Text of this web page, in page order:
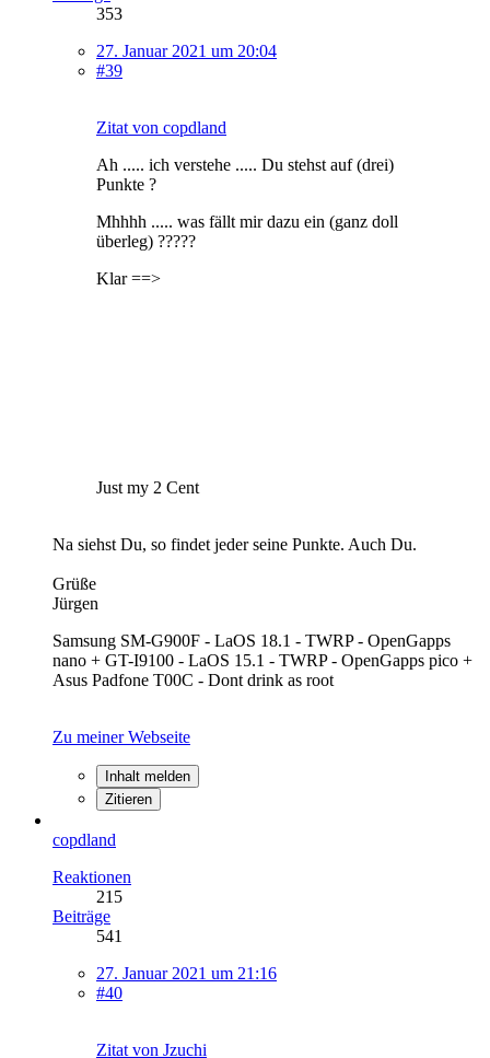
353
27. Januar 2021 um 20:04
#39
Zitat von copdland
Ah ..... ich verstehe ..... Du stehst auf (drei)
Punkte ?
Mhhhh ..... was fällt mir dazu ein (ganz doll
überleg) ?????
Klar ==>
Just my 2 Cent
Na siehst Du, so findet jeder seine Punkte. Auch Du.
Grüße
Jürgen
Samsung SM-G900F - LaOS 18.1 - TWRP - OpenGapps
nano + GT-I9100 - LaOS 15.1 - TWRP - OpenGapps pico +
Asus Padfone T00C - Dont drink as root
Zu meiner Webseite
Inhalt melden
Zitieren
copdland
Reaktionen
215
Beiträge
541
27. Januar 2021 um 21:16
#40
Zitat von Jzuchi